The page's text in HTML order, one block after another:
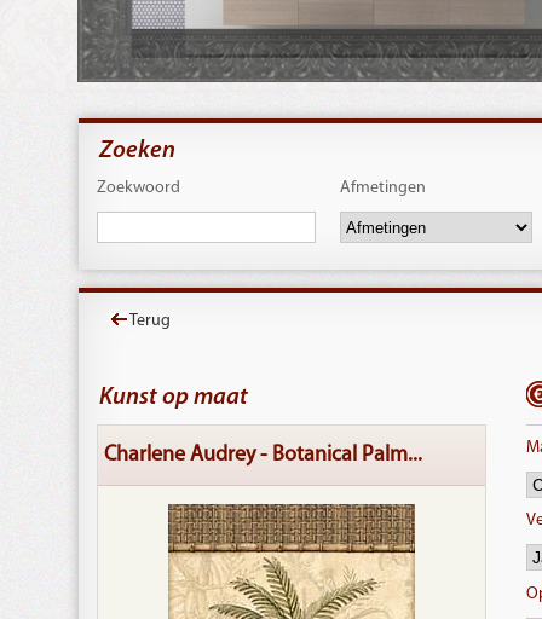
Zoeken
Zoekwoord Afmetingen
Terug
Kunst op maat
Charlene Audrey - Botanical Palm...